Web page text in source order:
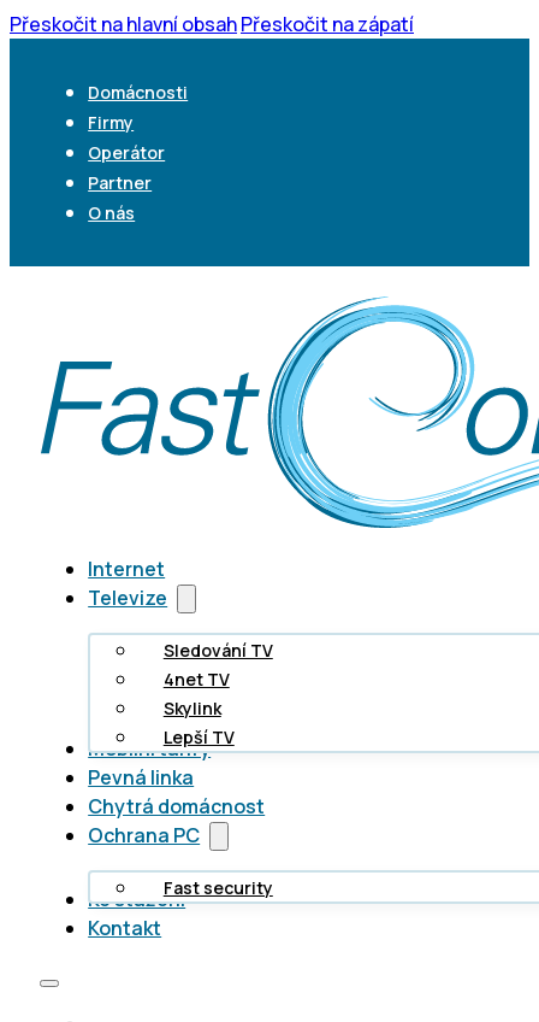
Přeskočit na hlavní obsahPřeskočit na zápatí
Domácnosti
Firmy
Operátor
Partner
O nás
Internet
Televize
Sledování TV
4net TV
Skylink
Lepší TV
Mobilní tarify
Pevná linka
Chytrá domácnost
Ochrana PC
Fast security
Ke stažení
Kontakt